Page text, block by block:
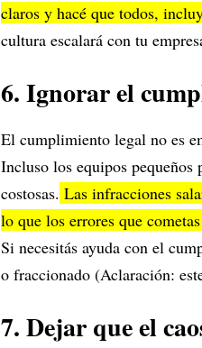
claros y hacé que todos,
cultura escalará con tu
6. Ignorar el
El cumplimiento legal no es
Incluso los equipos
costosas. Las infracciones
lo que los errores que
Si necesitás ayuda con el
o fraccionado (Aclaración:
7. Dejar que el